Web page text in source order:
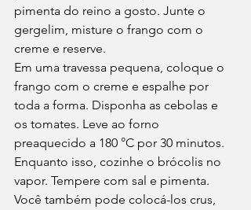
pimenta do reino a gosto. Junte o
gergelim, misture o frango com o
creme e reserve.
Em uma travessa pequena, coloque o
frango com o creme e espalhe por
toda a forma. Disponha as cebolas e
os tomates. Leve ao forno
preaquecido a 180 °C por 30 minutos.
Enquanto isso, cozinhe o brócolis no
vapor. Tempere com sal e pimenta.
Você também pode colocá-los crus,